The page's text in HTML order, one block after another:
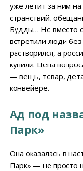
уже летит за ним на
странствий,
Будды… Но вместо
встретили люди
растворился, а
купили. Цена
— вещь, товар,
конвейере.
Ад под
Парк»
Она оказалась в
Парк» — не просто